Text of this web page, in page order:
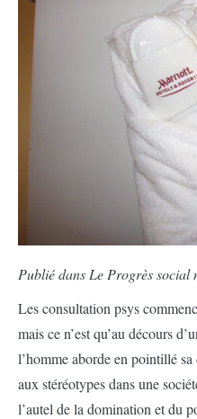
Publié dans Le Progrès social
Les consultation psys
mais ce n’est qu’au décours
l’homme aborde en pointillé
aux stéréotypes dans une
l’autel de la domination et du